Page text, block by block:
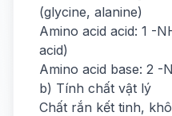
(glycine, alanine)
Amino acid acid: 1 -
acid)
Amino acid base: 2 -
b) Tính chất vật lý
Chất rắn kết tinh,